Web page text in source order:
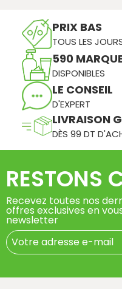
PRIX BAS
TOUS LES
590
DISPONIBLES
LE CONSEIL
D'EXPERT
LIVRAISON
DÈS 99 DT
RESTONS
Recevez toutes nos
offres exclusives en
newsletter